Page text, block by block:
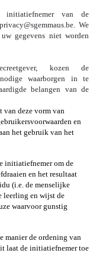
van de
We
gegevens niet worden
kozen de
waarborgen in te
belangen van de
van deze vorm van
en
het gebruik van het
initiatiefnemer om de
en het resultaat
(i.e. de menselijke
leerling en wijst de
waarvoor gunstig
manier de ordening van
laat de initiatiefnemer toe